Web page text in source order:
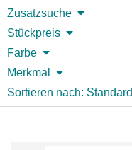
Zusatzsuche
Stückpreis
Farbe
Merkmal
Sortieren nach: Standard